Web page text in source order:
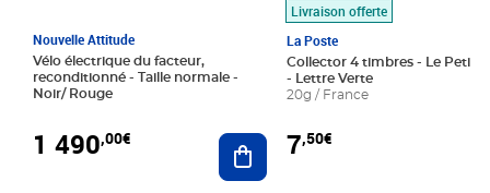
Nouvelle Attitude
Vélo électrique du facteur,
reconditionné - Taille normale -
Noir/ Rouge
1 490,00€ Ajouter au panier
Livraison offerte
La Poste
Collector 4 timbres - Le Petit
- Lettre Verte
20g / France
7,50€